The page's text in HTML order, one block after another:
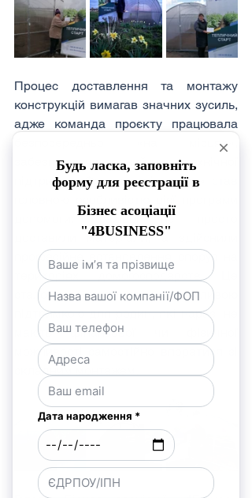
Процес доставлення та монтажу
конструкцій вимагав значних зусиль,
адже команда проєкту працювала
безпосередньо «на місцях»,
забезпечуючи повний цикл технічної
підтримки. Формат «під ключ» став
допомоги: фахівці не просто
доставили матеріали, а здійснили
професійне встановлення споруд на
територіях домогосподарств. Це
стало критично важливою
підтримкою для родин, які наразі не
мають фінансової чи фізичної
можливості самостійно впоратися зі
складним монтажем.